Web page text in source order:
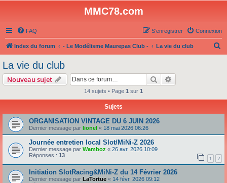
MMC78.com
FAQ Connexion
S’enregistrer
Index du forum - Le Modélisme Maurepas Club - La vie du club
r
La vie du club
Nouveau sujet Rechercher
14 sujets • Page 1 sur 1
Sujets
ORGANISATION VINTAGE DU 6 JUIN 2026
Dernier message par lionel « 18 mai 2026 06:26
Journée entretien local Slot/MiNi-Z 2026
Dernier message par Wamboz « 26 avr. 2026 10:09
Réponses : 13 1 2
Initiation SlotRacing&MiNi-Z du 14 Février 2026
Dernier message par LaTortue « 14 févr. 2026 09:12